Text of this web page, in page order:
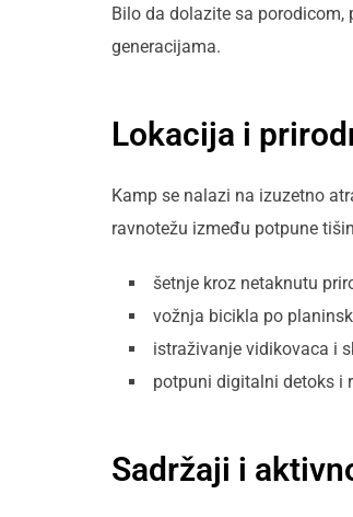
Bilo da dolazite sa
generacijama.
Lokacija i
Kamp se nalazi na izuzetno
ravnotežu između potpune
šetnje kroz netaknutu
vožnja bicikla po
istraživanje vidikovaca i
potpuni digitalni detoks i
Sadržaji i